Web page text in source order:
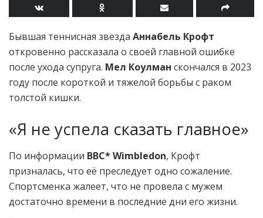
Бывшая теннисная звезда Аннабель Крофт
откровенно рассказала о своей главной ошибке
после ухода супруга. Мел Коулман скончался в 2023
году после короткой и тяжелой борьбы с раком
толстой кишки.
«Я не успела сказать главное»
По информации BBC* Wimbledon, Крофт
призналась, что её преследует одно сожаление.
Спортсменка жалеет, что не провела с мужем
достаточно времени в последние дни его жизни.